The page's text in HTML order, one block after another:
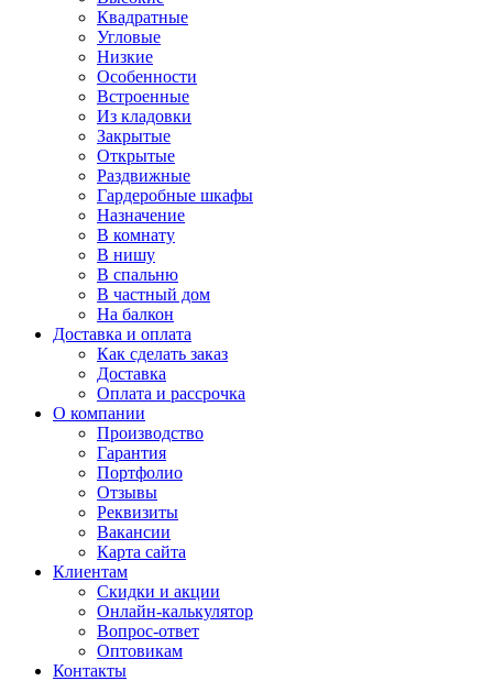
Квадратные
Угловые
Низкие
Особенности
Встроенные
Из кладовки
Закрытые
Открытые
Раздвижные
Гардеробные шкафы
Назначение
В комнату
В нишу
В спальню
В частный дом
На балкон
Доставка и оплата
Как сделать заказ
Доставка
Оплата и рассрочка
О компании
Производство
Гарантия
Портфолио
Отзывы
Реквизиты
Вакансии
Карта сайта
Клиентам
Скидки и акции
Онлайн-калькулятор
Вопрос-ответ
Оптовикам
Контакты